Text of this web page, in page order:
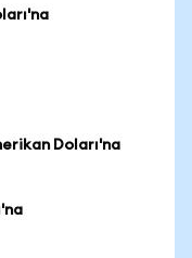
Doları'na